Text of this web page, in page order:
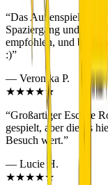
“Das Außenspiel hat
Spaziergang und ein
empfohlen, und beim
:)”
— Veronika P.
★★★★★
“Großartiger Escape
gespielt, aber dieses
Besuch wert.”
— Lucie H.
★★★★★